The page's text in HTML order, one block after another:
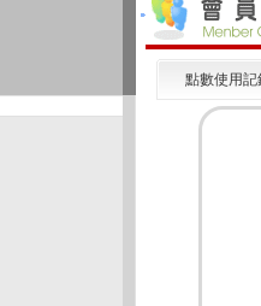
點數使用記